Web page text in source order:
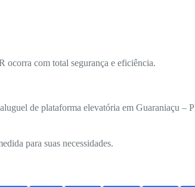
ocorra com total segurança e eficiência.
de plataforma elevatória em Guaraniaçu
para suas necessidades.